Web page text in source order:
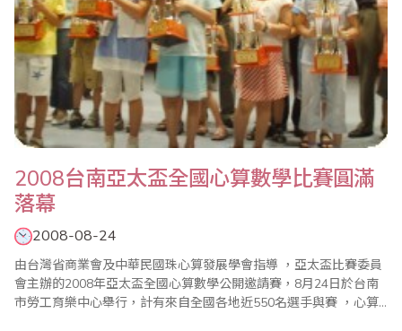
2008台南亞太盃全國心算數學比賽圓滿
落幕
2008-08-24
由台灣省商業會及中華民國珠心算發展學會指導 ，亞太盃比賽委員
會主辦的2008年亞太盃全國心算數學公開邀請賽，8月24日於台南
市勞工育樂中心舉行，計有來自全國各地近550名選手與賽 ，心算